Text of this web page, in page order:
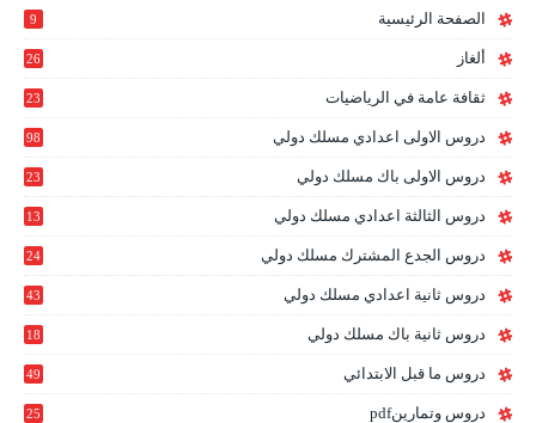
الصفحة الرئيسية 9
ألغاز 26
ثقافة عامة في الرياضيات 23
دروس الاولى اعدادي مسلك دولي 98
دروس الاولى باك مسلك دولي
23
دروس الثالثة اعدادي مسلك دولي
13
دروس الجدع المشترك مسلك دولي
24
دروس ثانية اعدادي مسلك دولي 43
دروس ثانية باك مسلك دولي
18
دروس ما قبل الابتدائي 49
دروس وتمارينpdf 25